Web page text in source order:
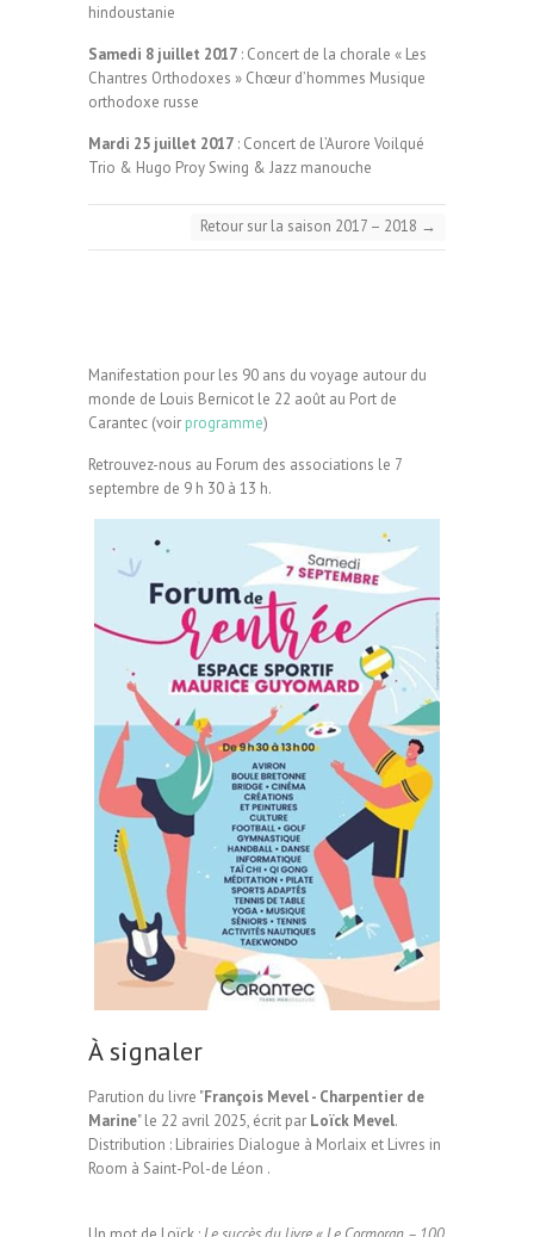
hindoustanie
Samedi 8 juillet 2017 : Concert de la chorale « Les
Chantres Orthodoxes » Chœur d’hommes Musique
orthodoxe russe
Mardi 25 juillet 2017 : Concert de l’Aurore Voilqué
Trio & Hugo Proy Swing & Jazz manouche
Retour sur la saison 2017 – 2018 →
Manifestation pour les 90 ans du voyage autour du
monde de Louis Bernicot le 22 août au Port de
Carantec (voir programme)
Retrouvez-nous au Forum des associations le 7
septembre de 9 h 30 à 13 h.
À signaler
Parution du livre "François Mevel - Charpentier de
Marine" le 22 avril 2025, écrit par Loïck Mevel.
Distribution : Librairies Dialogue à Morlaix et Livres in
Room à Saint-Pol-de Léon .